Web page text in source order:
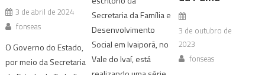
3 de abril de 2024
fonseas
O Governo do Estado,
por meio da Secretaria
Secretaria da Família e
Desenvolvimento
Social em Ivaiporã, no
Vale do Ivaí, está
3 de outubro de
2023
fonseas